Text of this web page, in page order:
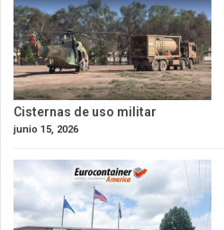
Cisternas de uso militar
junio 15, 2026